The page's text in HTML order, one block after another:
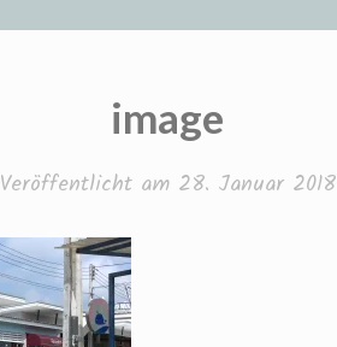
image
Veröffentlicht am 28. Januar 2018